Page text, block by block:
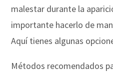
malestar durante la
importante hacerlo de
Aquí tienes algunas
Métodos recomendados